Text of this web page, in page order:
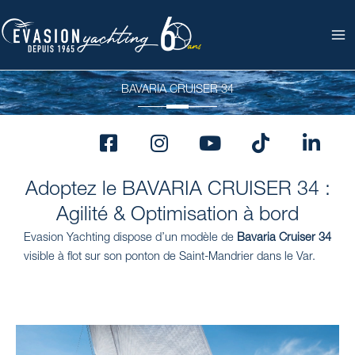
au
contenu
BAVARIA CRUISER 34
F
a
e
b
o
o
q
u
I
n
t
a
g
r
Y
o
t
u
b
e
T
i
t
o
k
i
k
d
i
Adoptez le BAVARIA CRUISER 34 :
Agilité & Optimisation à bord
Evasion Yachting dispose d’un modèle de Bavaria Cruiser 34
visible à flot sur son ponton de Saint-Mandrier dans le Var.